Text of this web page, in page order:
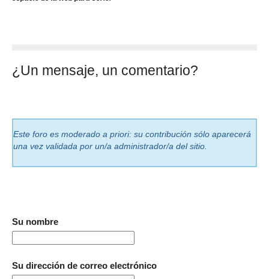
¿Un mensaje, un comentario?
Este foro es moderado a priori: su contribución sólo aparecerá
una vez validada por un/a administrador/a del sitio.
Su nombre
Su dirección de correo electrónico